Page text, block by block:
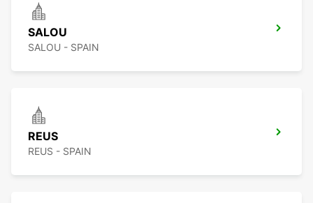
SALOU
SALOU - SPAIN
REUS
REUS - SPAIN